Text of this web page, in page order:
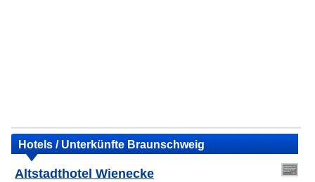
Hotels / Unterkünfte Braunschweig
Altstadthotel Wienecke